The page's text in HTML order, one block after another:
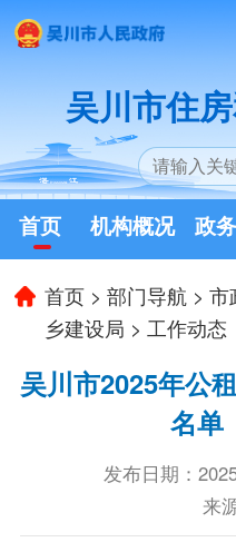
吴川市住
首页 机构概况 政
首页 >部门导航 >市
乡建设局 > 工作动态
吴川市2025年公
名单
发布日期：
来